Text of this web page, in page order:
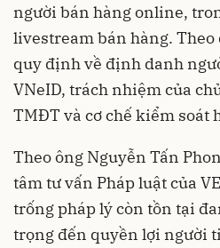
người bán hàng online,
livestream bán hàng. Theo
quy định về định danh
VNeID, trách nhiệm của
TMĐT và cơ chế kiểm soát
Theo ông Nguyễn Tấn
tâm tư vấn Pháp luật của
trống pháp lý còn tồn tại
trọng đến quyền lợi người